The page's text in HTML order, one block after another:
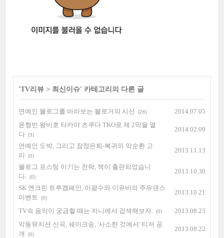
'TV리뷰 > 최신이슈' 카테고리의 다른 글
연예인 블로그를 바라보는 블로거의 시선 (26)
2014.07.05
윤형빈 왕비호 타카야 츠쿠다 TKO로 제 2막을 열
다 (3)
2014.02.09
연예인 도박, 그리고 잠정은퇴-복귀의 악순환 고
리
(0)
2013.11.13
블로그 포스팅 이기는 전략, 책이 출판되었습니
다.
(0)
2013.10.30
SK 엔크린 트루캠페인, 이광수와 이유비의 주유댄스
이벤트
(0)
2013.10.21
TV속 음악이 궁금할 때는 지니에서 검색해보자. (0)
2013.08.23
악동뮤지션 신곡, 쉐이크송, '사소한 것에서' 티저 공
개
(0)
2013.08.22